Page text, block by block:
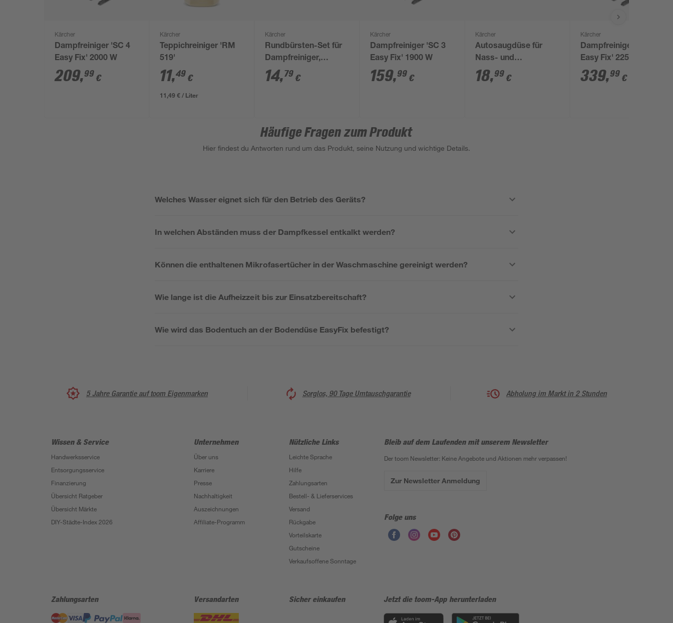
Kärcher
Dampfreiniger 'SC 4
Easy Fix' 2000 W
209,99 €
Kärcher
Teppichreiniger 'RM
519'
11,49 €
11,49 € / Liter
Kärcher
Rundbürsten-Set für
Dampfreiniger,
schwarz/gelb, 4-teilig
14,79 €
Kärcher
Dampfreiniger 'SC 3
Easy Fix' 1900 W
159,99 €
Kärcher
Autosaugdüse für
Nass- und
Trockensauger
schwarz 25,8 x 10,5 x
18,99 €
Kärcher
Dampfreiniger 'SC 5
Easy Fix' 2250 W
339,99 €
Häufige Fragen zum Produkt
Hier findest du Antworten rund um das Produkt, seine Nutzung und wichtige Details.
Welches Wasser eignet sich für den Betrieb des Geräts?
In welchen Abständen muss der Dampfkessel entkalkt werden?
Können die enthaltenen Mikrofasertücher in der Waschmaschine gereinigt werden?
Wie lange ist die Aufheizzeit bis zur Einsatzbereitschaft?
Wie wird das Bodentuch an der Bodendüse EasyFix befestigt?
5 Jahre Garantie auf toom Eigenmarken Sorglos, 90 Tage Umtauschgarantie Abholung im Markt in 2 Stunden
Wissen & Service
Handwerksservice
Entsorgungsservice
Finanzierung
Übersicht Ratgeber
Übersicht Märkte
DIY-Städte-Index 2026
Unternehmen
Über uns
Karriere
Presse
Nachhaltigkeit
Auszeichnungen
Affiliate-Programm
Nützliche Links
Leichte Sprache
Hilfe
Zahlungsarten
Bestell- & Lieferservices
Versand
Rückgabe
Vorteilskarte
Gutscheine
Verkaufsoffene Sonntage
Bleib auf dem Laufenden mit unserem Newsletter
Der toom Newsletter: Keine Angebote und Aktionen mehr verpassen!
Zur Newsletter Anmeldung
Folge uns
Zahlungsarten Versandarten Sicher einkaufen Jetzt die toom-App herunterladen